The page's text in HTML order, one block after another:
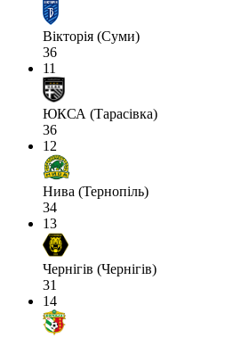
Вікторія (Суми)
36
11
ЮКСА (Тарасівка)
36
12
Нива (Тернопіль)
34
13
Чернігів (Чернігів)
31
14